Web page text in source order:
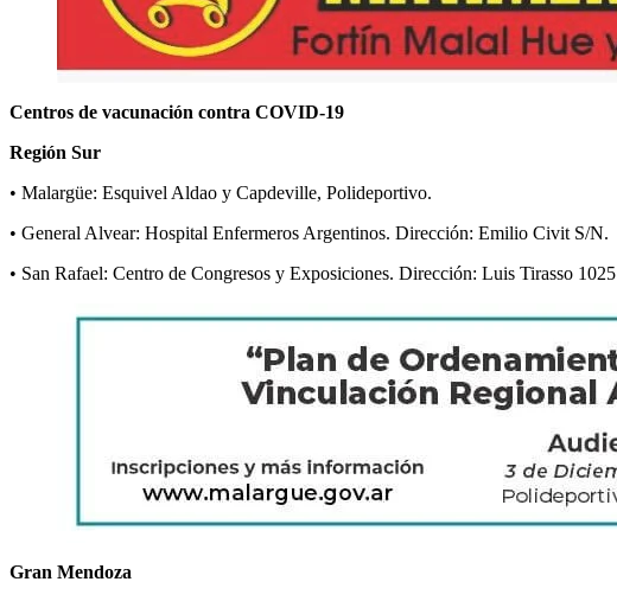
Centros de vacunación contra COVID-19
Región Sur
• Malargüe: Esquivel Aldao y Capdeville, Polideportivo.
• General Alvear: Hospital Enfermeros Argentinos. Dirección: Emilio Civit S/N.
• San Rafael: Centro de Congresos y Exposiciones. Dirección: Luis Tirasso 1025
Gran Mendoza